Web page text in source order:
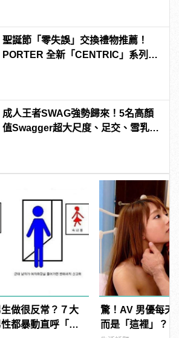
聖誕節「零失誤」交換禮物推薦！
PORTER 全新「CENTRIC」系列包
成人王者SWAG強勢歸來！5名高顏
值Swagger超大尺度、足交、雪乳、
做很反常？７大
都暴動直呼「不
驚！AV 男優每天
而是「這裡」？ |